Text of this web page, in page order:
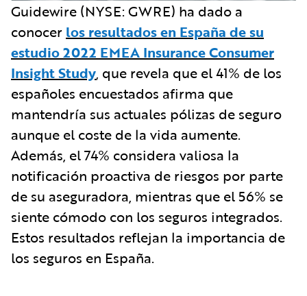
Guidewire (NYSE: GWRE) ha dado a
conocer los resultados en España de su
estudio 2022 EMEA Insurance Consumer
Insight Study, que revela que el 41% de los
españoles encuestados afirma que
mantendría sus actuales pólizas de seguro
aunque el coste de la vida aumente.
Además, el 74% considera valiosa la
notificación proactiva de riesgos por parte
de su aseguradora, mientras que el 56% se
siente cómodo con los seguros integrados.
Estos resultados reflejan la importancia de
los seguros en España.